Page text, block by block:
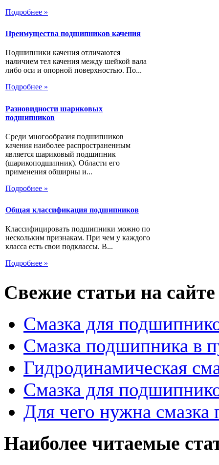
Подробнее »
Преимущества подшипников качения
Подшипники качения отличаются
наличием тел качения между шейкой вала
либо оси и опорной поверхностью. По...
Подробнее »
Разновидности шариковых
подшипников
Среди многообразия подшипников
качения наиболее распространенным
является шариковый подшипник
(шарикоподшипник). Области его
применения обширны и...
Подробнее »
Общая классификация подшипников
Классифицировать подшипники можно по
нескольким признакам. При чем у каждого
класса есть свои подклассы. В...
Подробнее »
Свежие статьи на сайте
Смазка для
Смазка подшипника в
Гидродинамическая
Смазка для
Для чего нужна
Наиболее читаемые